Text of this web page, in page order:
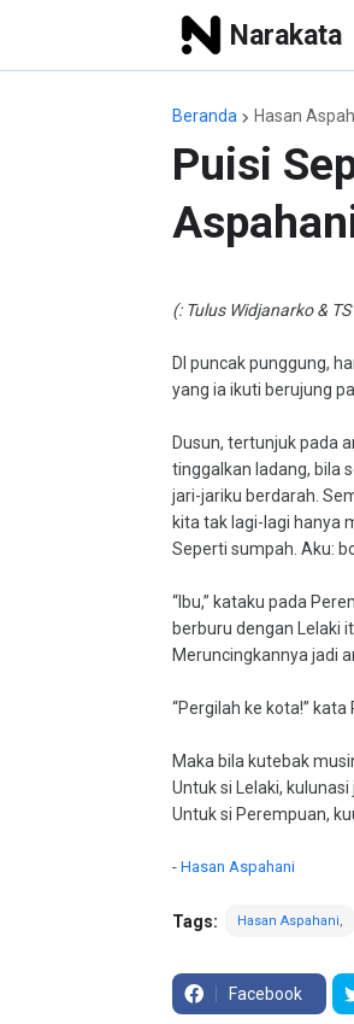
Narakata
Beranda Hasan
Puisi
(: Tulus Widjanarko &
DI puncak punggung,
yang ia ikuti berujung
Dusun, tertunjuk pada
tinggalkan ladang, bila
jari-jariku berdarah.
kita tak lagi-lagi hanya
Seperti sumpah. Aku:
“Ibu,” kataku pada
berburu dengan Lelaki
Meruncingkannya jadi
“Pergilah ke kota!”
Maka bila kutebak
Untuk si Lelaki,
Untuk si Perempuan,
- Hasan Aspahani
Tags: Hasan Aspahani
Facebook